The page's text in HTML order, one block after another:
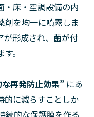
・床・空調設備の内
剤を均一に噴霧しま
が形成され、菌が付
。
再発防止効果” にあ
的に減らすことしか